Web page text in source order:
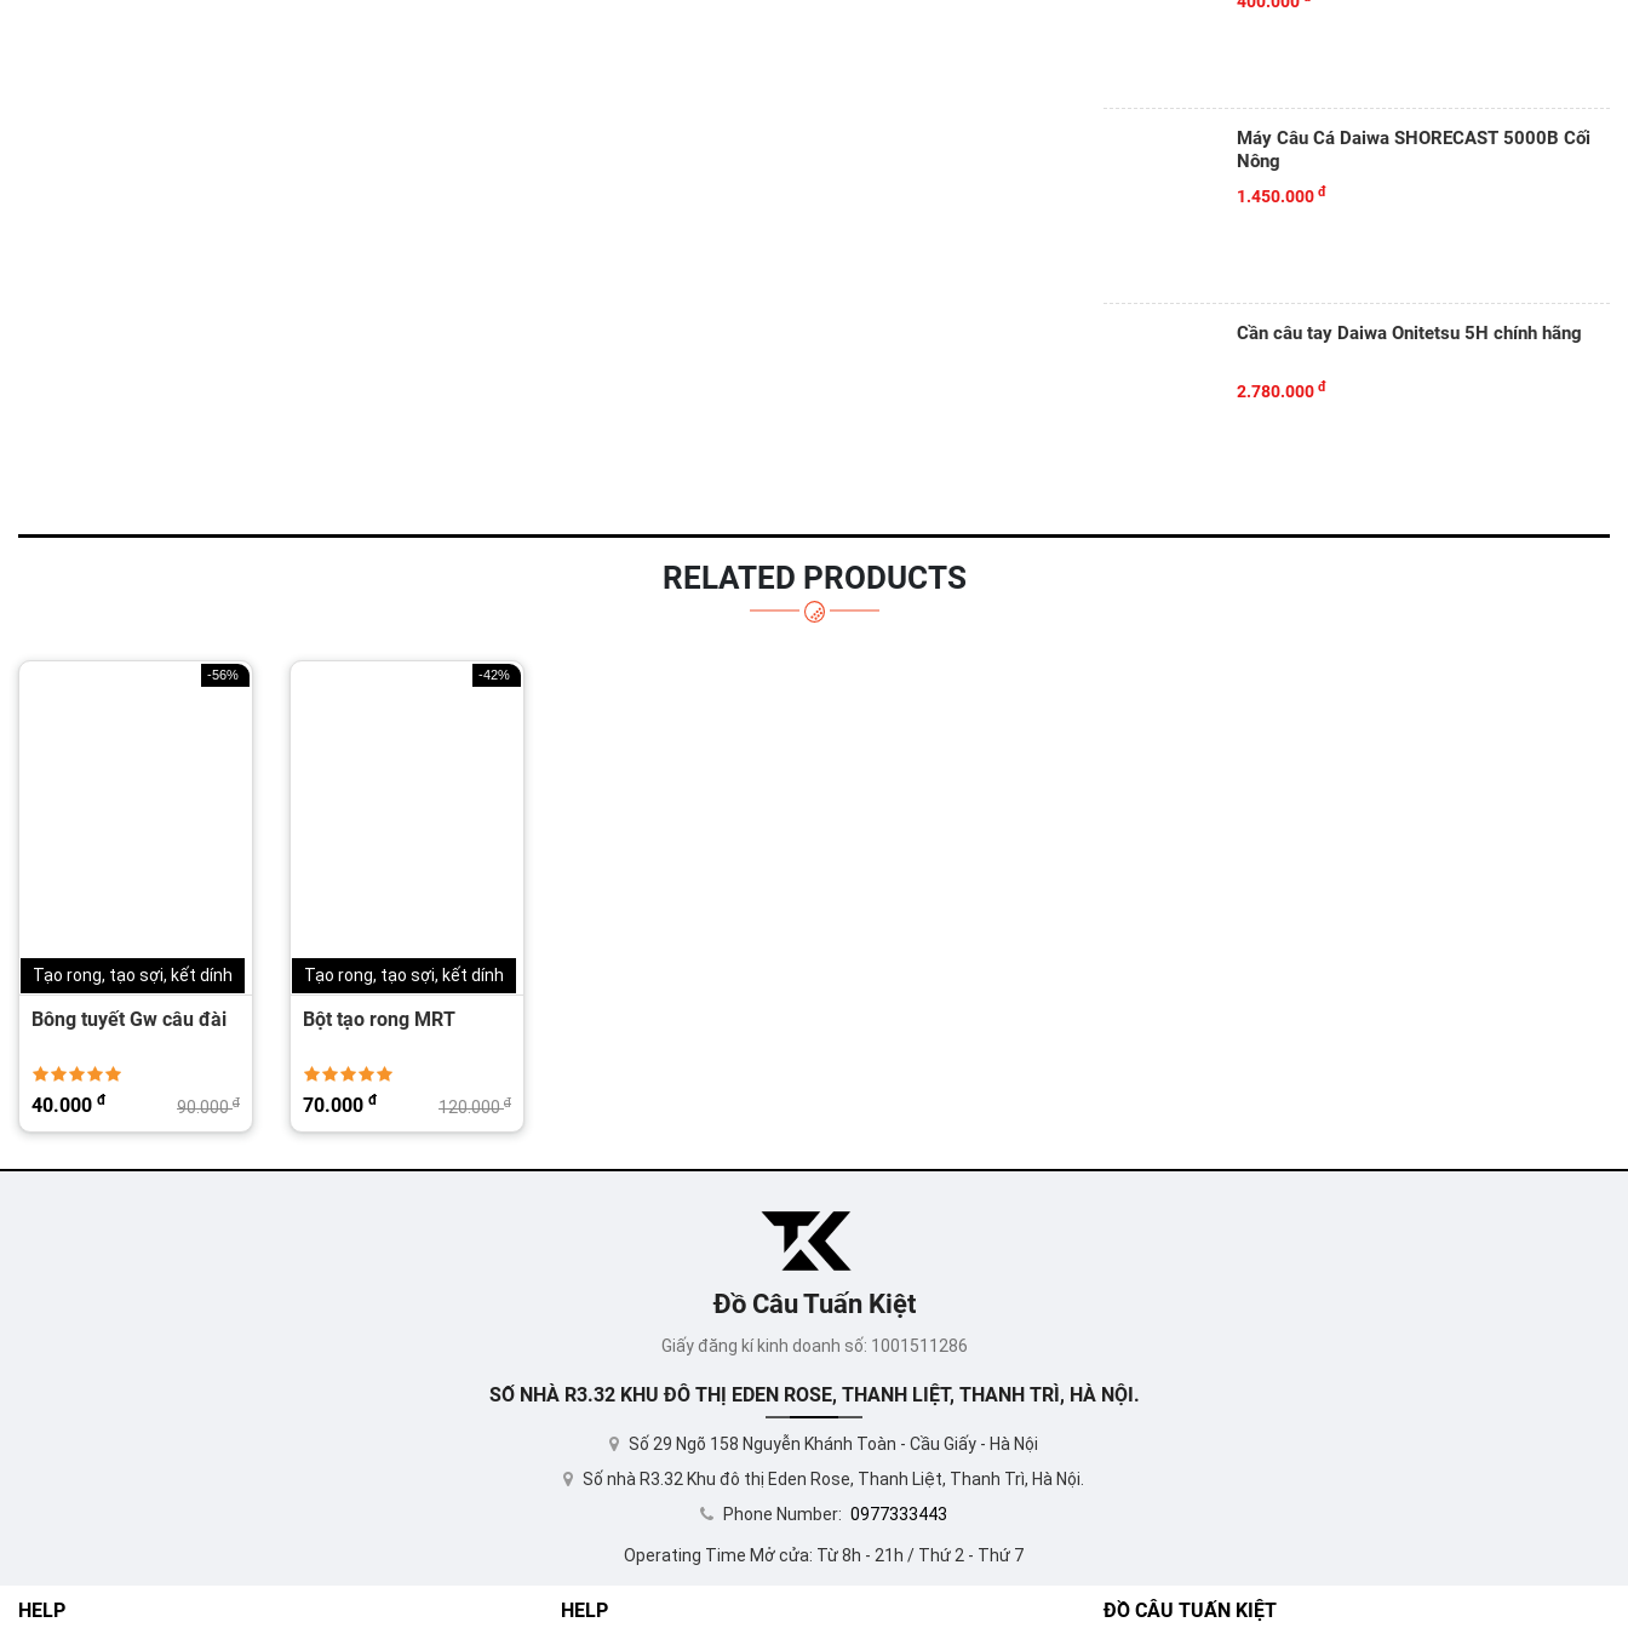
Máy Câu Cá Daiwa SHORECAST 5000B Cối
Nông
1.450.000 đ
Cần câu tay Daiwa Onitetsu 5H chính hãng
2.780.000 đ
RELATED PRODUCTS
-56%
Tạo rong, tạo sợi, kết dính
Bông tuyết Gw câu đài
90.000đ
40.000 đ
-42%
Tạo rong, tạo sợi, kết dính
Bột tạo rong MRT
120.000đ
70.000 đ
Đồ Câu Tuấn Kiệt
Giấy đăng kí kinh doanh số: 1001511286
SỐ NHÀ R3.32 KHU ĐÔ THỊ EDEN ROSE, THANH LIỆT, THANH TRÌ, HÀ NỘI.
Số 29 Ngõ 158 Nguyễn Khánh Toàn - Cầu Giấy - Hà Nội
Số nhà R3.32 Khu đô thị Eden Rose, Thanh Liệt, Thanh Trì, Hà Nội.
Phone Number: 0977333443
Operating Time Mở cửa: Từ 8h - 21h / Thứ 2 - Thứ 7
HELP HELP ĐỒ CÂU TUẤN KIỆT